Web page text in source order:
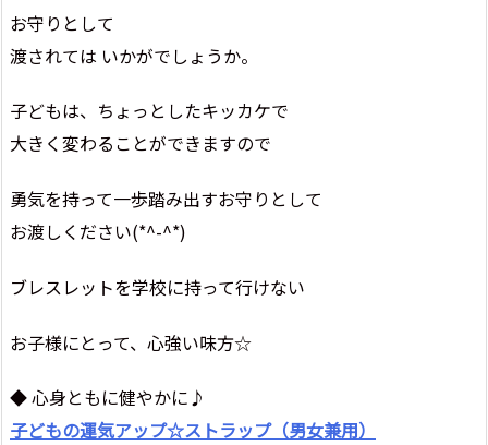
お守りとして
渡されては いかがでしょうか。
子どもは、ちょっとしたキッカケで
大きく変わることができますので
勇気を持って一歩踏み出すお守りとして
お渡しください(*^-^*)
ブレスレットを学校に持って行けない
お子様にとって、心強い味方☆
◆ 心身ともに健やかに♪
子どもの運気アップ☆ストラップ（男女兼用）